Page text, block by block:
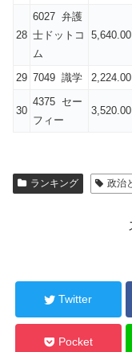
28
6027 弁護
士ドットコ
ム
5,640.00
29 7049 識学 2,224.00
30
4375 セー
フィー
3,520.00
ランキング 政治
Twitter
Pocket